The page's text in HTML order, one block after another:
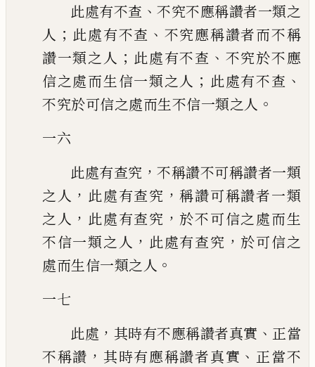
此處有不查 、 不究不應稱讚者一類之
人 ； 此處有不查 、 不究應稱讚者而不稱
讚一類之人 ； 此處有不查 、 不究於不應
信之處而生信一類之人 ； 此處有不查 、
不究於可信之處而生不信一類之人 。
一六
此處有查究 ， 不稱讚不可稱讚者一類
之人 ， 此處有查究 ，稱讚可稱讚者一類
之人 ， 此處有查究 ， 於不可信之處而生
不信一類之人 ， 此處有查究 ， 於可信之
處而生信一類之人 。
一七
此處 ， 其時有不應稱讚者真實 、 正當
不稱讚 ， 其時有應稱讚者真實 、 正當不